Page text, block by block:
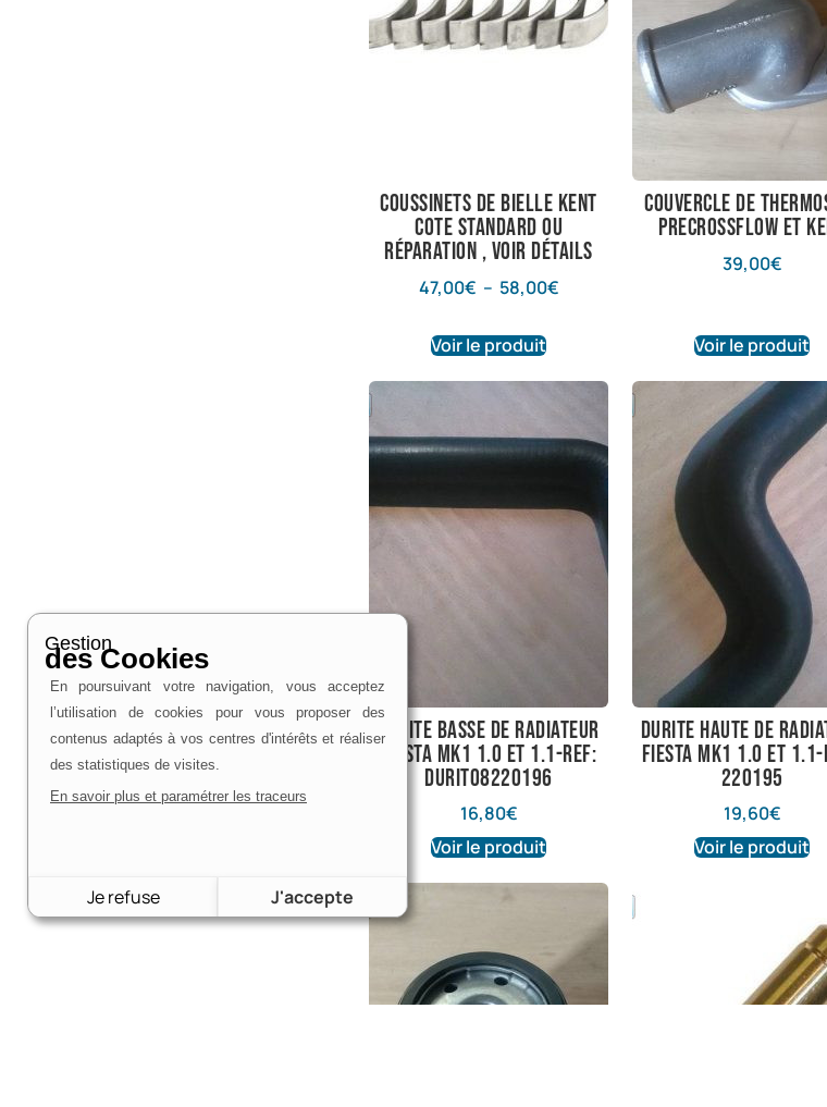
coussinets de bielle kent
cote standard ou
réparation , voir détails
47,00€ – 58,00€
Voir le produit
couvercle de
precrossflow et
39,00€
Voir le produit
durite basse de radiateur
fiesta mk1 1.0 et 1.1-ref:
durit08220196
16,80€
Voir le produit
durite haute de
fiesta mk1 1.0 et
220195
19,60€
Voir le produit
Gestion
des Cookies
En poursuivant votre navigation, vous acceptez
l’utilisation de cookies pour vous proposer des
contenus adaptés à vos centres d'intérêts et réaliser
des statistiques de visites.
En savoir plus et paramétrer les traceurs
Je refuse J'accepte